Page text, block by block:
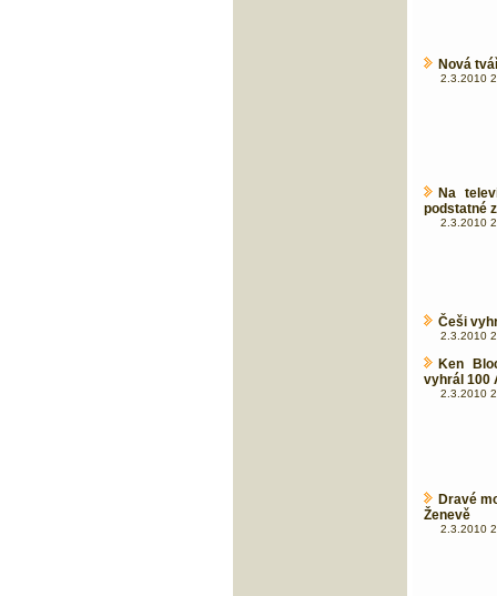
Nová
2.3.2010
Na
podstatné
2.3.2010
Češi
2.3.2010
Ken
vyhrál 100
2.3.2010
Dravé
Ženevě
2.3.2010